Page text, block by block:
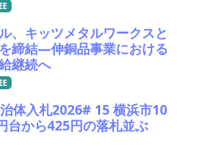
、キッツメタルワークスと
締結―伸銅品事業における
継続へ
体入札2026# 15 横浜市10
台から425円の落札並ぶ